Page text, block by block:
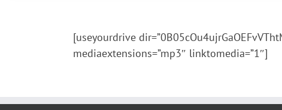
[useyourdrive
mediaextensions=”mp3″ linktomedia=”1″]